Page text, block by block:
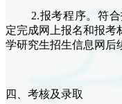
2.报考程序。符
定完成网上报名和报考
学研究生招生信息网后
四 、考核及录取